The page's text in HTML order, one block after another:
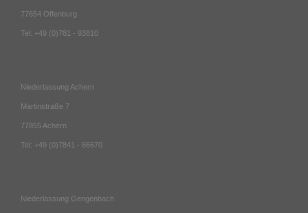
77654 Offenburg
Tel: +49 (0)781 - 93810
Niederlassung Achern
Martinstraße 7
77855 Achern
Tel: +49 (0)7841 - 66670
Niederlassung Gengenbach